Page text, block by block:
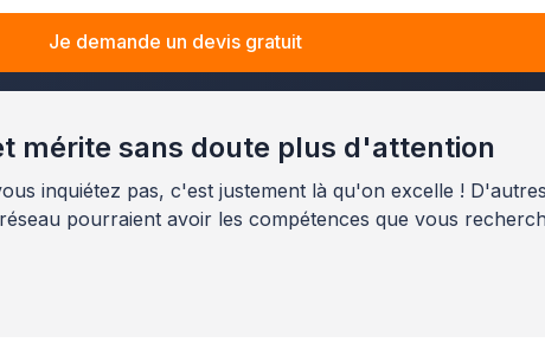
Je demande un devis gratuit
mérite sans doute plus d'attention
inquiétez pas, c'est justement là qu'on excelle ! D'autres
pourraient avoir les compétences que vous